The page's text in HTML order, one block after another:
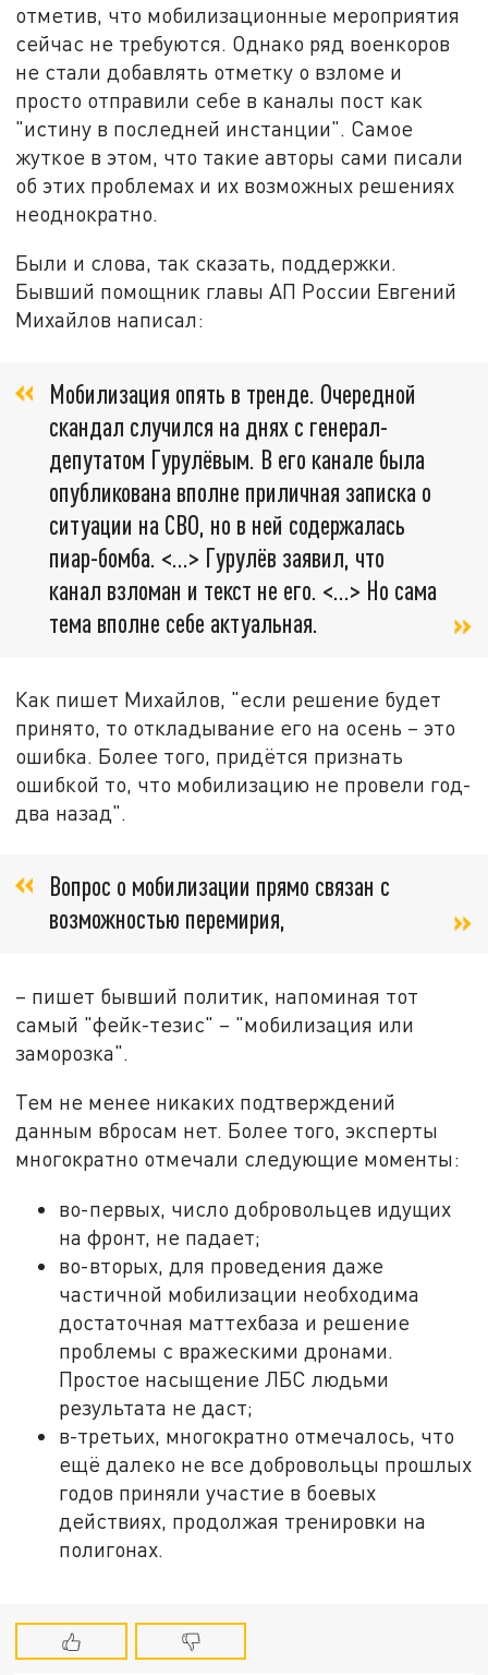
отметив, что мобилизационные мероприятия
сейчас не требуются. Однако ряд военкоров
не стали добавлять отметку о взломе и
просто отправили себе в каналы пост как
"истину в последней инстанции". Самое
жуткое в этом, что такие авторы сами писали
об этих проблемах и их возможных решениях
неоднократно.
Были и слова, так сказать, поддержки.
Бывший помощник главы АП России Евгений
Михайлов написал:
Мобилизация опять в тренде. Очередной
скандал случился на днях с генерал-
депутатом Гурулёвым. В его канале была
опубликована вполне приличная записка о
ситуации на СВО, но в ней содержалась
пиар-бомба. <…> Гурулёв заявил, что
канал взломан и текст не его. <…> Но сама
тема вполне себе актуальная.
Как пишет Михайлов, "если решение будет
принято, то откладывание его на осень – это
ошибка. Более того, придётся признать
ошибкой то, что мобилизацию не провели год-
два назад".
Вопрос о мобилизации прямо связан с
возможностью перемирия,
– пишет бывший политик, напоминая тот
самый "фейк-тезис" – "мобилизация или
заморозка".
Тем не менее никаких подтверждений
данным вбросам нет. Более того, эксперты
многократно отмечали следующие моменты:
во-первых, число добровольцев идущих
на фронт, не падает;
во-вторых, для проведения даже
частичной мобилизации необходима
достаточная маттехбаза и решение
проблемы с вражескими дронами.
Простое насыщение ЛБС людьми
результата не даст;
в-третьих, многократно отмечалось, что
ещё далеко не все добровольцы прошлых
годов приняли участие в боевых
действиях, продолжая тренировки на
полигонах.